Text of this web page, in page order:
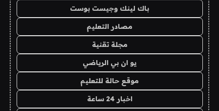
باك لينك وجيست بوست
مصادر التعليم
مجلة تقنية
يو ان بي الرياضي
موقع حالة للتعليم
اخبار 24 ساعة